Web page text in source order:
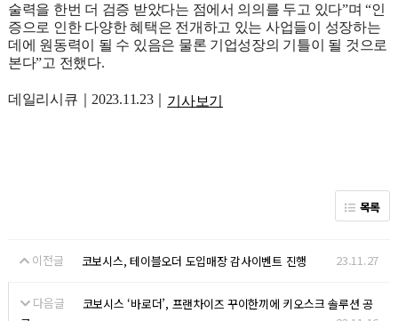
술력을 한번 더 검증 받았다는 점에서 의의를 두고 있다”며 “인
증으로 인한 다양한 혜택은 전개하고 있는 사업들이 성장하는
데에 원동력이 될 수 있음은 물론 기업성장의 기틀이 될 것으로
본다”고 전했다.
데일리시큐｜2023.11.23｜ 기사보기
목록
이전글 코보시스, 테이블오더 도입매장 감사이벤트 진행 23.11.27
다음글
코보시스 ‘바로더’, 프랜차이즈 꾸이한끼에 키오스크 솔루션 공